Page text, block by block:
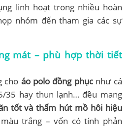
linh hoạt trong nhiều hoàn
nhóm đến tham gia các sự
mát – phù hợp thời tiết
cho áo polo đồng phụcnhư cá
35 hay thun lạnh… đều mang
tốt và thấm hút mồ hôi hiệu
trắng – vốn có tính phản